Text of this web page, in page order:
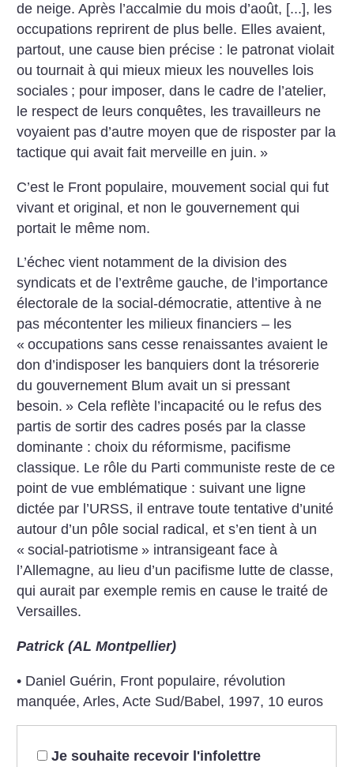
de neige. Après l’accalmie du mois d’août, [...], les
occupations reprirent de plus belle. Elles avaient,
partout, une cause bien précise : le patronat violait
ou tournait à qui mieux mieux les nouvelles lois
sociales ; pour imposer, dans le cadre de l’atelier,
le respect de leurs conquêtes, les travailleurs ne
voyaient pas d’autre moyen que de risposter par la
tactique qui avait fait merveille en juin. »
C’est le Front populaire, mouvement social qui fut
vivant et original, et non le gouvernement qui
portait le même nom.
L’échec vient notamment de la division des
syndicats et de l’extrême gauche, de l’importance
électorale de la social-démocratie, attentive à ne
pas mécontenter les milieux financiers – les
« occupations sans cesse renaissantes avaient le
don d’indisposer les banquiers dont la trésorerie
du gouvernement Blum avait un si pressant
besoin. » Cela reflète l’incapacité ou le refus des
partis de sortir des cadres posés par la classe
dominante : choix du réformisme, pacifisme
classique. Le rôle du Parti communiste reste de ce
point de vue emblématique : suivant une ligne
dictée par l’URSS, il entrave toute tentative d’unité
autour d’un pôle social radical, et s’en tient à un
« social-patriotisme » intransigeant face à
l’Allemagne, au lieu d’un pacifisme lutte de classe,
qui aurait par exemple remis en cause le traité de
Versailles.
Patrick (AL Montpellier)
• Daniel Guérin, Front populaire, révolution
manquée, Arles, Acte Sud/Babel, 1997, 10 euros
Je souhaite recevoir l'infolettre